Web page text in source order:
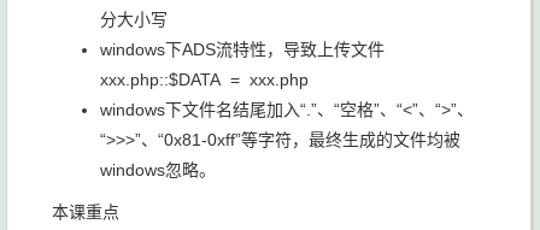
分大小写
windows下ADS流特性，导致上传文件
xxx.php::$DATA = xxx.php
windows下文件名结尾加入“.”、“空格”、“<”、“>”、
“>>>”、“0x81-0xff”等字符，最终生成的文件均被
windows忽略。
本课重点